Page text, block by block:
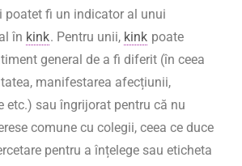
fi un indicator al unui
în kink. Pentru unii, kink poate
general de a fi diferit (în ceea
manifestarea afecțiunii,
etc.) sau îngrijorat pentru că nu
comune cu colegii, ceea ce duce
pentru a înțelege sau eticheta